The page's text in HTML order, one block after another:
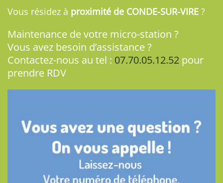
Vous résidez à proximité de CONDE-SUR-VIRE ?
Maintenance de votre micro-station ?
Vous avez besoin d’assistance ?
Contactez-nous au tel : 07.70.05.12.52 pour
prendre RDV